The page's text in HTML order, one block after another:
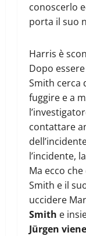
conoscerlo
porta il suo
Harris è
Dopo
Smith cerca
fuggire e a
contattare
l’incidente,
Ma ecco
Smith e il
uccidere
Smith e
Jürgen